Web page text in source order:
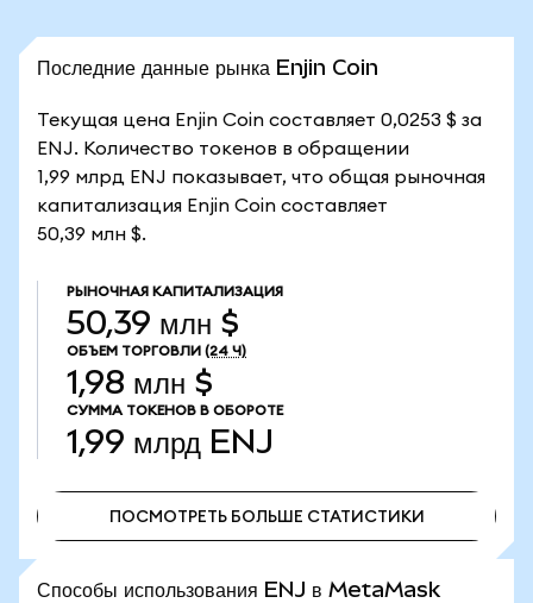
Последние данные рынка Enjin Coin
Текущая цена Enjin Coin составляет 0,0253 $ за
ENJ. Количество токенов в обращении
1,99 млрд ENJ показывает, что общая рыночная
капитализация Enjin Coin составляет
50,39 млн $.
РЫНОЧНАЯ КАПИТАЛИЗАЦИЯ
50,39 млн $
ОБЪЕМ ТОРГОВЛИ (24 Ч)
1,98 млн $
СУММА ТОКЕНОВ В ОБОРОТЕ
1,99 млрд ENJ
ПОСМОТРЕТЬ БОЛЬШЕ СТАТИСТИКИ
Способы использования ENJ в MetaMask